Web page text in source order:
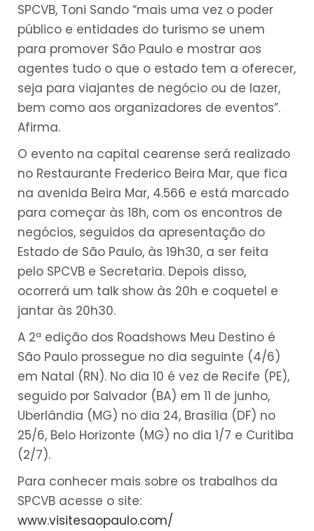
SPCVB, Toni Sando “mais uma vez o poder
público e entidades do turismo se unem
para promover São Paulo e mostrar aos
agentes tudo o que o estado tem a oferecer,
seja para viajantes de negócio ou de lazer,
bem como aos organizadores de eventos”.
Afirma.
O evento na capital cearense será realizado
no Restaurante Frederico Beira Mar, que fica
na avenida Beira Mar, 4.566 e está marcado
para começar às 18h, com os encontros de
negócios, seguidos da apresentação do
Estado de São Paulo, às 19h30, a ser feita
pelo SPCVB e Secretaria. Depois disso,
ocorrerá um talk show às 20h e coquetel e
jantar às 20h30.
A 2ª edição dos Roadshows Meu Destino é
São Paulo prossegue no dia seguinte (4/6)
em Natal (RN). No dia 10 é vez de Recife (PE),
seguido por Salvador (BA) em 11 de junho,
Uberlândia (MG) no dia 24, Brasília (DF) no
25/6, Belo Horizonte (MG) no dia 1/7 e Curitiba
(2/7).
Para conhecer mais sobre os trabalhos da
SPCVB acesse o site:
www.visitesaopaulo.com/